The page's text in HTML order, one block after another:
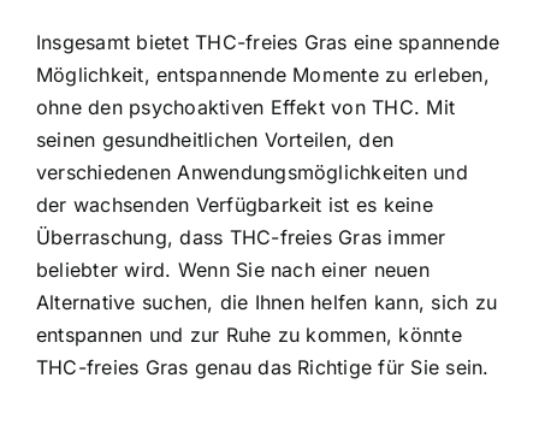
Insgesamt bietet THC-freies Gras eine spannende
Möglichkeit, entspannende Momente zu erleben,
ohne den psychoaktiven Effekt von THC. Mit
seinen gesundheitlichen Vorteilen, den
verschiedenen Anwendungsmöglichkeiten und
der wachsenden Verfügbarkeit ist es keine
Überraschung, dass THC-freies Gras immer
beliebter wird. Wenn Sie nach einer neuen
Alternative suchen, die Ihnen helfen kann, sich zu
entspannen und zur Ruhe zu kommen, könnte
THC-freies Gras genau das Richtige für Sie sein.